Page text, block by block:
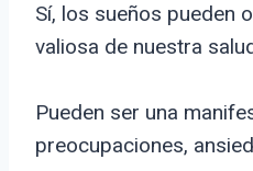
Sí, los sueños pueden
valiosa de nuestra
Pueden ser una
preocupaciones,